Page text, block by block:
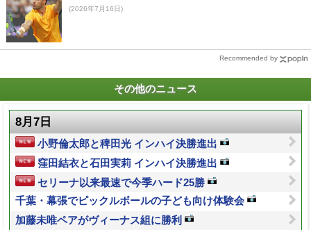
(2026年7月16日)
Recommended by
その他のニュース
8月7日
小野倫太郎と稗田光 インハイ決勝進出
窪田結衣と石田実莉 インハイ決勝進出
セリーナ以来最速で今季ハード25勝
千葉・幕張でピックルボールの子ども向け体験会
加藤未唯ペアがヴィーナス組に勝利